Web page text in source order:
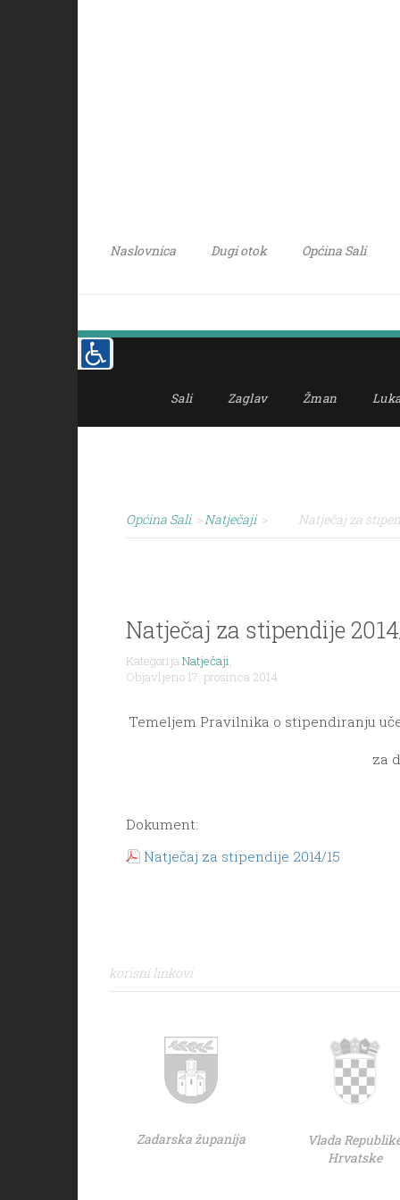
Naslovnica Dugi otok Općina Sali
Sali Zaglav Žman
Općina Sali > Natječaji > Natječaj za
Natječaj za stipendije
KategorijaNatječaji,
Objavljeno 17. prosinca 2014.
Temeljem Pravilnika o stipendiranju
za
Dokument:
Natječaj za stipendije 2014/15
korisni linkovi
Zadarska županija
Vlada
Hrvatske